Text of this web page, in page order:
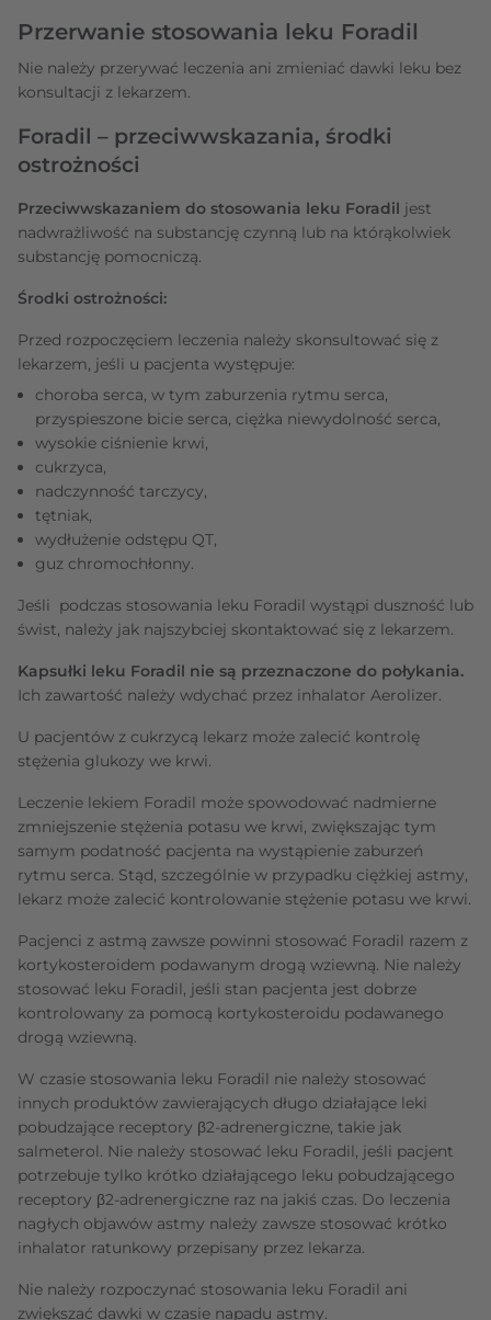
Przerwanie stosowania leku Foradil
Nie należy przerywać leczenia ani zmieniać dawki leku bez
konsultacji z lekarzem.
Foradil – przeciwwskazania, środki
ostrożności
Przeciwwskazaniem do stosowania leku Foradil jest
nadwrażliwość na substancję czynną lub na którąkolwiek
substancję pomocniczą.
Środki ostrożności:
Przed rozpoczęciem leczenia należy skonsultować się z
lekarzem, jeśli u pacjenta występuje:
choroba serca, w tym zaburzenia rytmu serca,
przyspieszone bicie serca, ciężka niewydolność serca,
wysokie ciśnienie krwi,
cukrzyca,
nadczynność tarczycy,
tętniak,
wydłużenie odstępu QT,
guz chromochłonny.
Jeśli podczas stosowania leku Foradil wystąpi duszność lub
świst, należy jak najszybciej skontaktować się z lekarzem.
Kapsułki leku Foradil nie są przeznaczone do połykania.
Ich zawartość należy wdychać przez inhalator Aerolizer.
U pacjentów z cukrzycą lekarz może zalecić kontrolę
stężenia glukozy we krwi.
Leczenie lekiem Foradil może spowodować nadmierne
zmniejszenie stężenia potasu we krwi, zwiększając tym
samym podatność pacjenta na wystąpienie zaburzeń
rytmu serca. Stąd, szczególnie w przypadku ciężkiej astmy,
lekarz może zalecić kontrolowanie stężenie potasu we krwi.
Pacjenci z astmą zawsze powinni stosować Foradil razem z
kortykosteroidem podawanym drogą wziewną. Nie należy
stosować leku Foradil, jeśli stan pacjenta jest dobrze
kontrolowany za pomocą kortykosteroidu podawanego
drogą wziewną.
W czasie stosowania leku Foradil nie należy stosować
innych produktów zawierających długo działające leki
pobudzające receptory β2-adrenergiczne, takie jak
salmeterol. Nie należy stosować leku Foradil, jeśli pacjent
potrzebuje tylko krótko działającego leku pobudzającego
receptory β2-adrenergiczne raz na jakiś czas. Do leczenia
nagłych objawów astmy należy zawsze stosować krótko
inhalator ratunkowy przepisany przez lekarza.
Nie należy rozpoczynać stosowania leku Foradil ani
zwiększać dawki w czasie napadu astmy.